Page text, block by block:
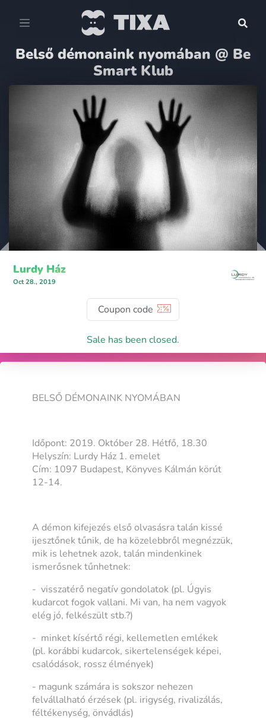
Belső démonaink nyomában @ Be
Smart Klub
Lurdy Ház
Oct 28., 2019
Sale has been closed.
BELSŐ DÉMONAINK NYOMÁBAN
Időpont: 2019. Október 28. Hétfő, 18.30
Helyszín: Lurdy Ház 1. emelet
Cím: 1097 Budapest, Könyves Kálmán körút
12-14.
A démon kifejezés első olvasásra talán kissé
ijesztőnek tűnik, de ha közelebbről megnézzük,
mik is lehetnek azok, talán mindenkinek
ismerősnek tűnhetnek:
- visszatérő negatív gondolatok (pl. Úgyis
kudarcot fogok vallani. Mi van, ha nem vagyok
elég jó, felkészült stb.?)
- minket kísértő régi, kellemetlen emlékek
(pl. korábbi kudarcok, sikertelenségek képei,
csalódások, rossz élmények)
- magunk számára is sokszor nehezen
felvállalható érzések (pl. irigység, rivalizálás,
féltékenység, önvádlás)